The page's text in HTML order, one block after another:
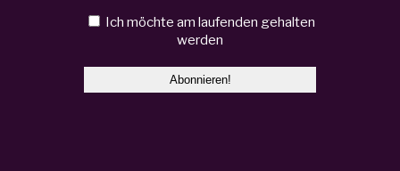
Ich möchte am laufenden gehalten
werden